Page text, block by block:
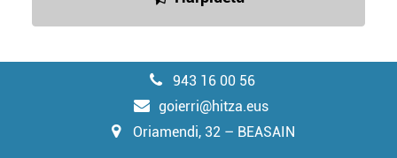
943 16 00 56
goierri@hitza.eus
Oriamendi, 32 – BEASAIN